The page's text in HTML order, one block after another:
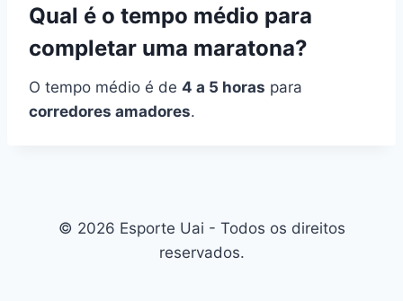
Qual é o tempo médio para
completar uma maratona?
O tempo médio é de 4 a 5 horas para
corredores amadores.
© 2026 Esporte Uai - Todos os direitos
reservados.